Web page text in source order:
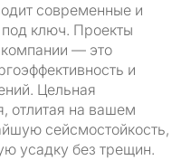
современные и
ключ. Проекты
— это
и
Цельная
отлитая на вашем
сейсмостойкость,
усадку без трещин.